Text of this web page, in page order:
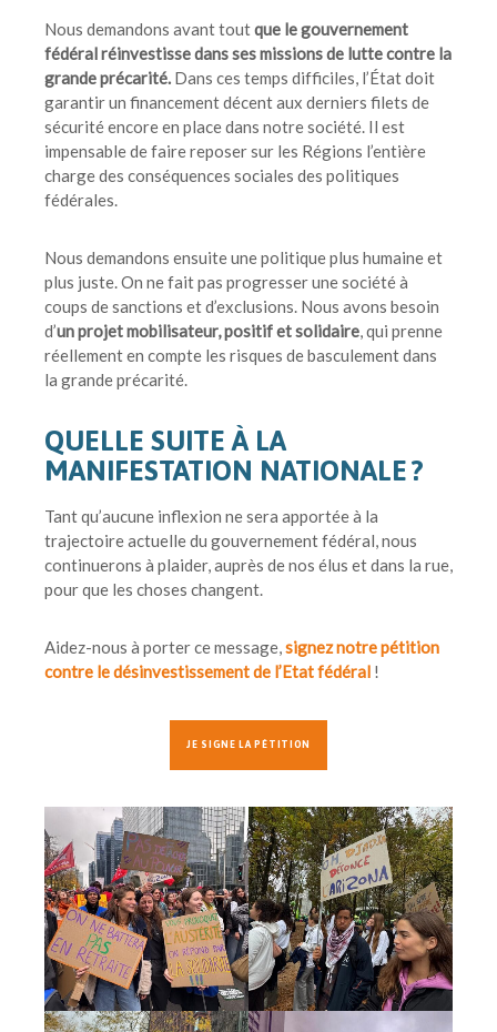
Nous demandons avant toutque le gouvernement
fédéral réinvestisse dans ses missions de lutte contre la
grande précarité. Dans ces temps difficiles, l’État doit
garantir un financement décent aux derniers filets de
sécurité encore en place dans notre société. Il est
impensable de faire reposer sur les Régions l’entière
charge des conséquences sociales des politiques
fédérales.
Nous demandons ensuite une politique plus humaine et
plus juste. On ne fait pas progresser une société à
coups de sanctions et d’exclusions. Nous avons besoin
d’un projet mobilisateur, positif et solidaire, qui prenne
réellement en compte les risques de basculement dans
la grande précarité.
QUELLE SUITE À LA
MANIFESTATION NATIONALE ?
Tant qu’aucune inflexion ne sera apportée à la
trajectoire actuelle du gouvernement fédéral, nous
continuerons à plaider, auprès de nos élus et dans la rue,
pour que les choses changent.
Aidez-nous à porter ce message,signez notre pétition
contre le désinvestissement de l’Etat fédéral !
JE SIGNE LA PÉTITION